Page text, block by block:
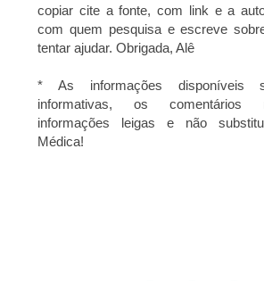
copiar cite a fonte, com link e a
com quem pesquisa e escreve
tentar ajudar. Obrigada, Alê
* As informações disponíveis
informativas, os comentários
informações leigas e não
Médica!